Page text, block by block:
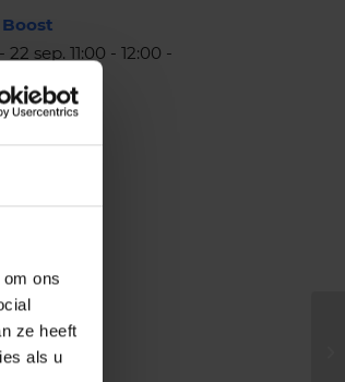
ons
ze heeft
als u
22 sep. 11:00 - 12:00 -